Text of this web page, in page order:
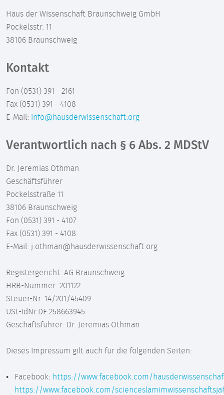
Haus der Wissenschaft Braunschweig GmbH
Pockelsstr. 11
38106 Braunschweig
Kontakt
Fon (0531) 391 - 2161
Fax (0531) 391 - 4108
E-Mail: info@hausderwissenschaft.org
Verantwortlich nach § 6 Abs. 2 MDStV
Dr. Jeremias Othman
Geschäftsführer
Pockelsstraße 11
38106 Braunschweig
Fon (0531) 391 - 4107
Fax (0531) 391 - 4108
E-Mail: j.othman@hausderwissenschaft.org
Registergericht: AG Braunschweig
HRB-Nummer: 201122
Steuer-Nr. 14/201/45409
USt-IdNr.DE 258663945
Geschäftsführer: Dr. Jeremias Othman
Dieses Impressum gilt auch für die folgenden Seiten:
Facebook: https://www.facebook.com/
https://www.facebook.com/